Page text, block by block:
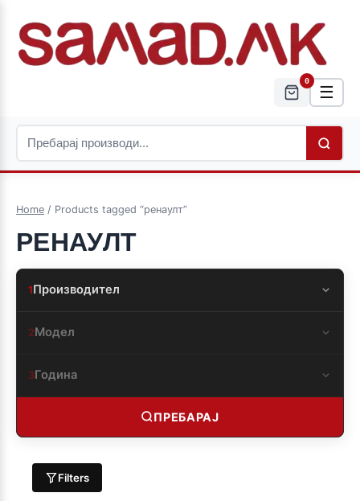
0
☰
Home / Products tagged “ренаулт”
РЕНАУЛТ
1Производител
2Модел
3Година
ПРЕБАРАЈ
Filters